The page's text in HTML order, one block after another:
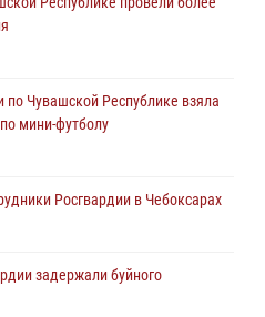
Чувашской Республике взяла
мини-футболу
Росгвардии в Чебоксарах
задержали буйного